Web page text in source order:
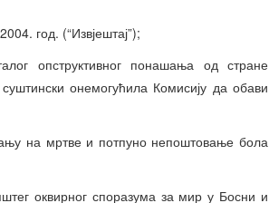
год. (“Извјештај”);
опструктивног понашања од стране
онемогућила Комисију да обави
на мртве и потпуно непоштовање бола
оквирног споразума за мир у Босни и